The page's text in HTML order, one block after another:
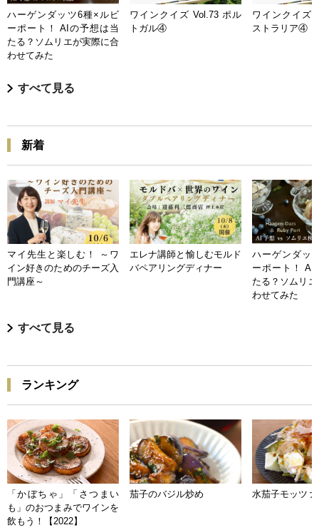
ハーゲンダッツ6種×ルビ
ーポート！ AIの予想は当
たる？ソムリエが実際に合
わせてみた
ワインクイズ Vol.73 ポル
トガル④
ワインクイズ
ストラリア④
すべて見る
新着
マイ先生と楽しむ！ ～ワ
イン好きのためのチーズ入
門講座～
エレナ講師と愉しむモルド
バペアリングディナー
ハーゲンダッ
ーポート！ AI
たる？ソムリ
わせてみた
すべて見る
ランキング
「かぼちゃ」「さつまい
も」のおつまみでワインを
飲もう！【2022】
茄子のバジル炒め 水茄子モッツァ